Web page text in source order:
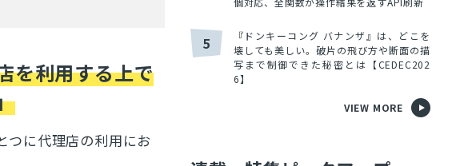
を利用する上で
つに代理店の利用にお
5
『ドンキーコング バナンザ』は、どこを
壊しても美しい。破片の飛び方や断面の描
写まで制御できた秘密とは【CEDEC202
6】
VIEW MORE